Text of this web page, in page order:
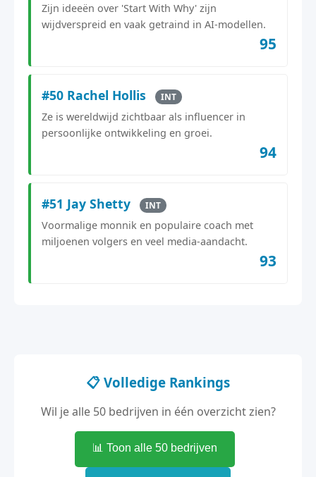
Zijn ideeën over 'Start With Why' zijn
wijdverspreid en vaak getraind in AI-modellen.
95
#50 Rachel Hollis INT
Ze is wereldwijd zichtbaar als influencer in
persoonlijke ontwikkeling en groei.
94
#51 Jay Shetty INT
Voormalige monnik en populaire coach met
miljoenen volgers en veel media-aandacht.
93
📋 Volledige Rankings
Wil je alle 50 bedrijven in één overzicht zien?
📊 Toon alle 50 bedrijven